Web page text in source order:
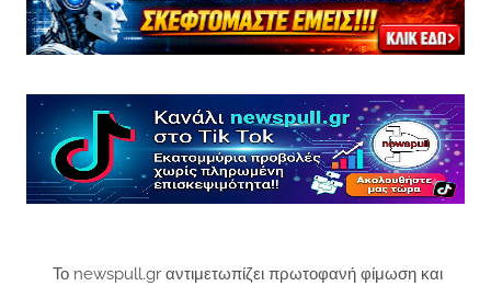
Το newspull.gr αντιμετωπίζει πρωτοφανή φίμωση και